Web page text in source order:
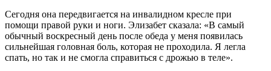
Сегодня она передвигается на инвалидном кресле при
помощи правой руки и ноги. Элизабет сказала: «В самый
обычный воскресный день после обеда у меня появилась
сильнейшая головная боль, которая не проходила. Я легла
спать, но так и не смогла справиться с дрожью в теле».